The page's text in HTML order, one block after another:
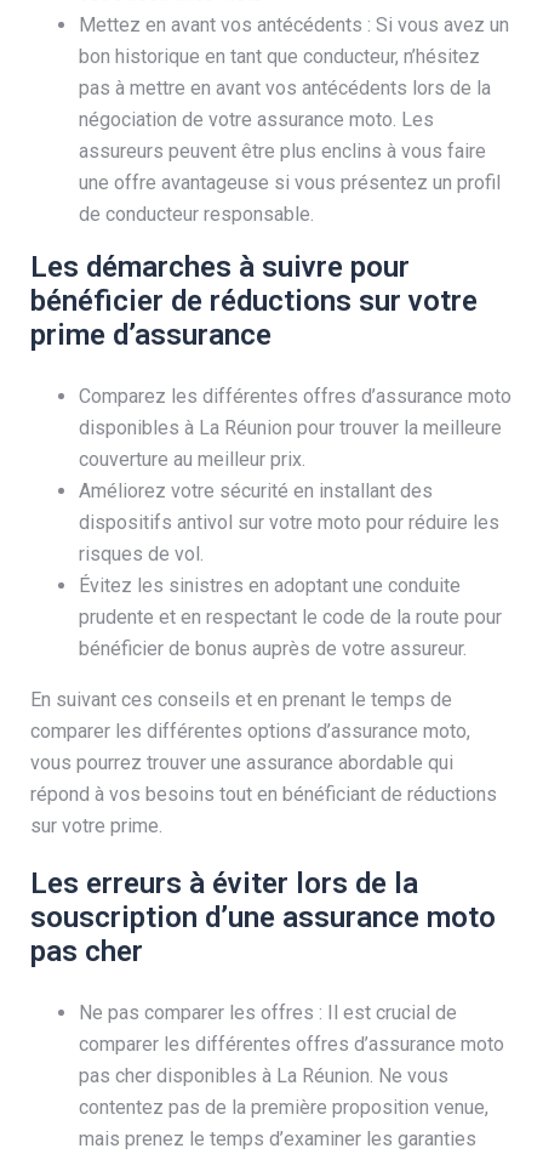
Mettez en avant vos antécédents : Si vous avez un
bon historique en tant que conducteur, n’hésitez
pas à mettre en avant vos antécédents lors de la
négociation de votre assurance moto. Les
assureurs peuvent être plus enclins à vous faire
une offre avantageuse si vous présentez un profil
de conducteur responsable.
Les démarches à suivre pour
bénéficier de réductions sur votre
prime d’assurance
Comparez les différentes offres d’assurance moto
disponibles à La Réunion pour trouver la meilleure
couverture au meilleur prix.
Améliorez votre sécurité en installant des
dispositifs antivol sur votre moto pour réduire les
risques de vol.
Évitez les sinistres en adoptant une conduite
prudente et en respectant le code de la route pour
bénéficier de bonus auprès de votre assureur.
En suivant ces conseils et en prenant le temps de
comparer les différentes options d’assurance moto,
vous pourrez trouver une assurance abordable qui
répond à vos besoins tout en bénéficiant de réductions
sur votre prime.
Les erreurs à éviter lors de la
souscription d’une assurance moto
pas cher
Ne pas comparer les offres : Il est crucial de
comparer les différentes offres d’assurance moto
pas cher disponibles à La Réunion. Ne vous
contentez pas de la première proposition venue,
mais prenez le temps d’examiner les garanties